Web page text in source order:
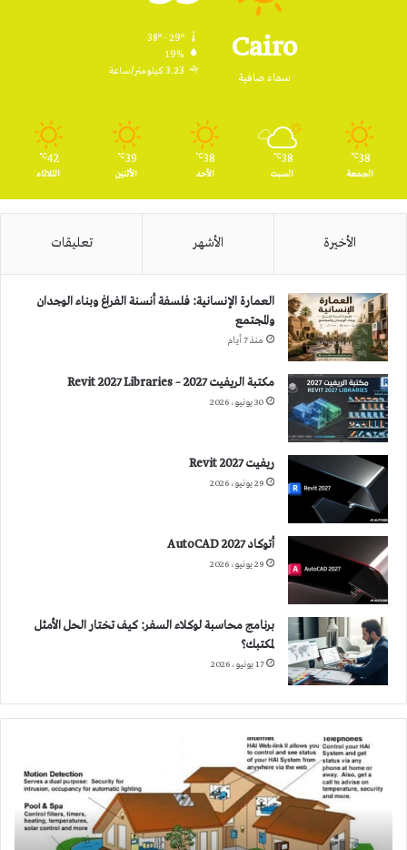
Cairo
سماء صافية
19%
3.23 كيلومتر/ساعة
38
℃
الجمعة
38
℃
السبت
38
℃
الأحد
39
℃
الأثنين
42
℃
الثلاثاء
الأخيرة الأشهر تعليقات
العمارة الإنسانية: فلسفة أنسنة الفراغ وبناء الوجدان
والمجتمع
منذ 7 أيام
مكتبة الريفيت 2027 – Revit 2027 Libraries
30 يونيو، 2026
ريفيت 2027 Revit
29 يونيو، 2026
أتوكاد 2027 AutoCAD
29 يونيو، 2026
برنامج محاسبة لوكلاء السفر: كيف تختار الحل الأمثل
لمكتبك؟
17 يونيو، 2026
الذكية
تستجيب
وتتواصل